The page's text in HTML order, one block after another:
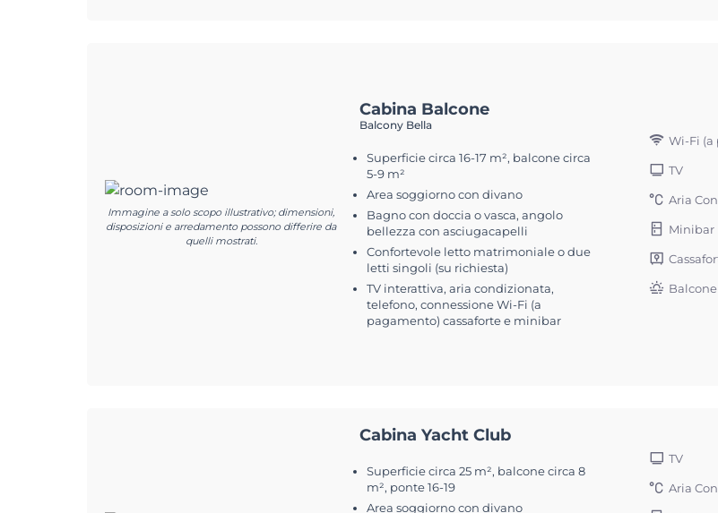
Immagine a solo scopo illustrativo; dimensioni,
disposizioni e arredamento possono differire da
quelli mostrati.
Cabina Balcone
Balcony Bella
Superficie circa 16-17 m², balcone circa
5-9 m²
Area soggiorno con divano
Bagno con doccia o vasca, angolo
bellezza con asciugacapelli
Confortevole letto matrimoniale o due
letti singoli (su richiesta)
TV interattiva, aria condizionata,
telefono, connessione Wi-Fi (a
pagamento) cassaforte e minibar
Wi-Fi (a
TV
Aria
Minibar
Balcone
Cabina Yacht Club
Superficie circa 25 m², balcone circa 8
m², ponte 16-19
Area soggiorno con divano
TV
Aria